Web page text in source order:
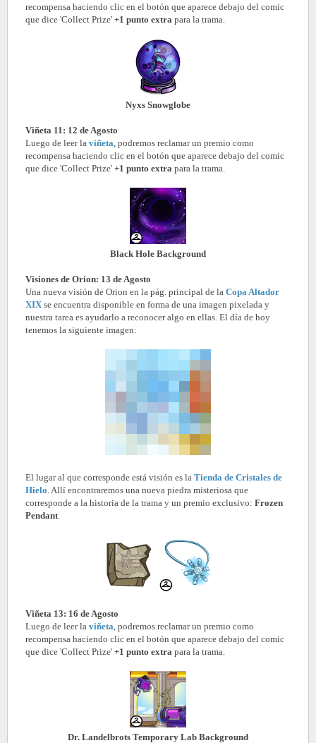
recompensa haciendo clic en el botón que aparece debajo del comic
que dice 'Collect Prize' +1 punto extra para la trama.
Nyxs Snowglobe
Viñeta 11: 12 de Agosto
Luego de leer la viñeta , podremos reclamar un premio como
recompensa haciendo clic en el botón que aparece debajo del comic
que dice 'Collect Prize' +1 punto extra para la trama.
Black Hole Background
Visiones de Orion: 13 de Agosto
Una nueva visión de Orion en la pág. principal de la Copa Altador
XIX se encuentra disponible en forma de una imagen pixelada y
nuestra tarea es ayudarlo a reconocer algo en ellas. El día de hoy
tenemos la siguiente imagen:
El lugar al que corresponde está visión es la Tienda de Cristales de
Hielo . Allí encontraremos una nueva piedra misteriosa que
corresponde a la historia de la trama y un premio exclusivo: Frozen
Pendant
Viñeta 13: 16 de Agosto
Luego de leer la viñeta , podremos reclamar un premio como
recompensa haciendo clic en el botón que aparece debajo del comic
que dice 'Collect Prize' +1 punto extra para la trama.
Dr. Landelbrots Temporary Lab Background